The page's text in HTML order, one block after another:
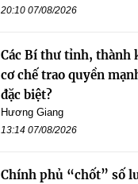
20:10 07/08/2026
Các Bí thư tỉnh, thành
cơ chế trao quyền
đặc biệt?
Hương Giang
13:14 07/08/2026
Chính phủ “chốt” số